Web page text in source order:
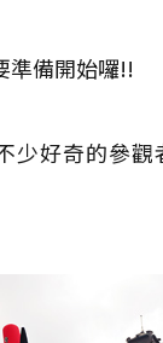
準備開始囉!!
少好奇的參觀